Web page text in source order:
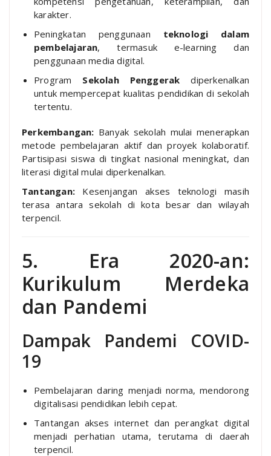
karakter.
Peningkatan penggunaan teknologi dalam
pembelajaran, termasuk e-learning dan
penggunaan media digital.
Program Sekolah Penggerak diperkenalkan
untuk mempercepat kualitas pendidikan di sekolah
tertentu.
Perkembangan: Banyak sekolah mulai menerapkan
metode pembelajaran aktif dan proyek kolaboratif.
Partisipasi siswa di tingkat nasional meningkat, dan
literasi digital mulai diperkenalkan.
Tantangan: Kesenjangan akses teknologi masih
terasa antara sekolah di kota besar dan wilayah
terpencil.
5. Era 2020-an:
Kurikulum Merdeka
dan Pandemi
Dampak Pandemi COVID-
19
Pembelajaran daring menjadi norma, mendorong
digitalisasi pendidikan lebih cepat.
Tantangan akses internet dan perangkat digital
menjadi perhatian utama, terutama di daerah
terpencil.